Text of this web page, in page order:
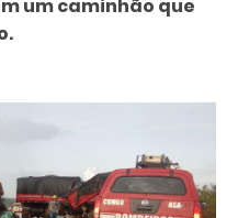
um caminhão que